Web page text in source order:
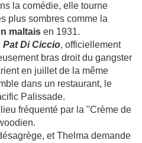
la comédie, elle tourne
plus sombres comme la
maltais en 1931.
Pat Di Ciccio, officiellement
bras droit du gangster
en juillet de la même
dans un restaurant, le
Palissade.
fréquenté par la "Crème de
et Thelma demande